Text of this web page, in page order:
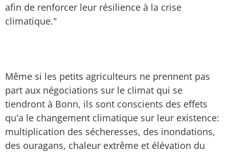
afin de renforcer leur résilience à la crise
climatique."
Même si les petits agriculteurs ne prennent pas
part aux négociations sur le climat qui se
tiendront à Bonn, ils sont conscients des effets
qu'a le changement climatique sur leur existence:
multiplication des sécheresses, des inondations,
des ouragans, chaleur extrême et élévation du